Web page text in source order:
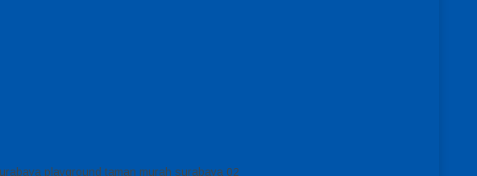
playground taman murah surabaya 02